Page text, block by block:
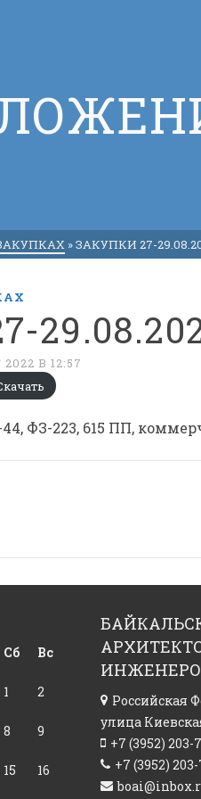
»ЗАКУПКИ 27-
В 12:57
ФЗ-223, 615 ПП,
Сб Вс
1 2
8 9
15 16
Российская
улица
+7 (3952) 203-
+7 (3952)